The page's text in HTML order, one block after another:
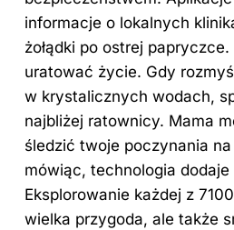
informacje o lokalnych
żołądki po ostrej
uratować życie. Gdy
w krystalicznych wodach,
najbliżej ratownicy. Mama
śledzić twoje poczynania
mówiąc, technologia dodaje
Eksplorowanie każdej z
wielka przygoda, ale także